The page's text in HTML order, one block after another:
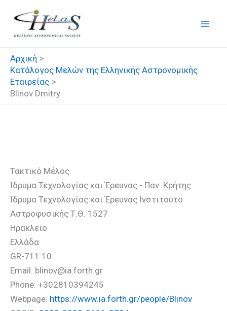
στο
περιεχόμενο
Αρχική
Κατάλογος Μελών της Ελληνικής Αστρονομικής
Εταιρείας
Blinov Dmitry
Τακτικό Μέλος
Ίδρυμα Τεχνολογίας και Έρευνας - Παν. Κρήτης
Ίδρυμα Τεχνολογίας και Έρευνας Ινστιτούτο
Αστροφυσικής Τ.Θ. 1527
Ηρακλειο
Ελλάδα
GR-711 10
Email: blinov@ia.forth.gr
Phone: +302810394245
Webpage: https://www.ia.forth.gr/people/Blinov